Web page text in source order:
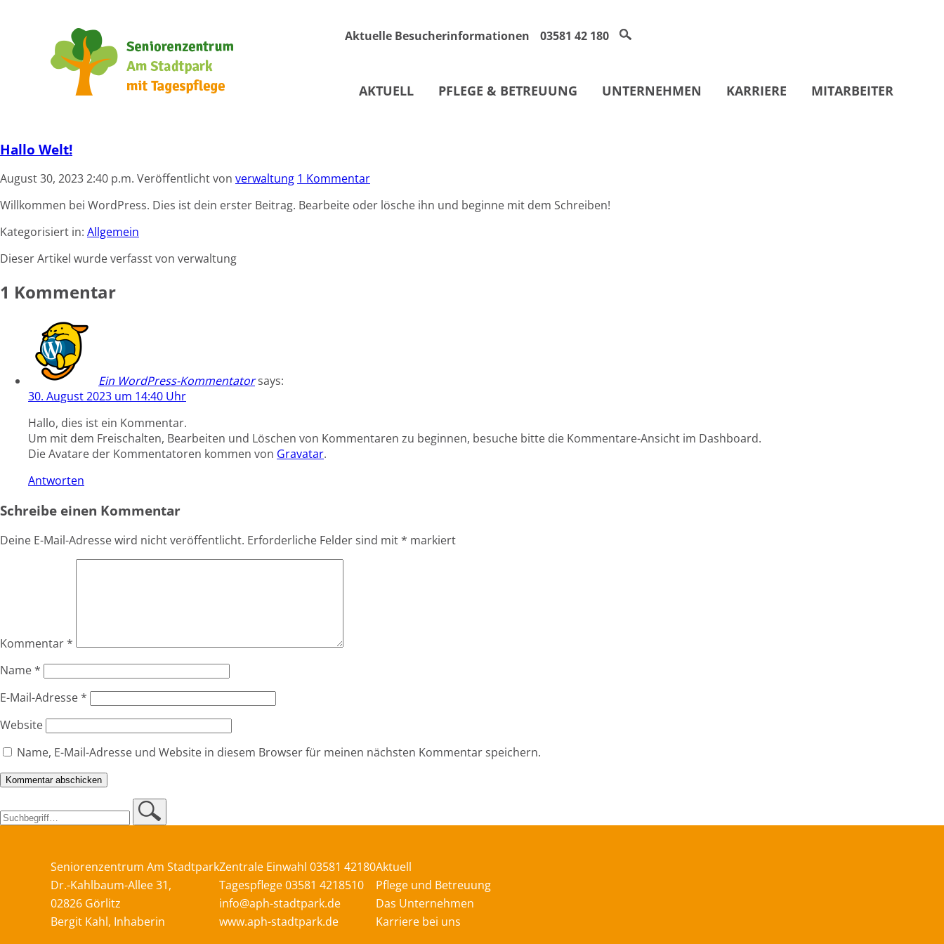
Aktuelle Besucherinformationen 03581 42 180
AKTUELL PFLEGE & BETREUUNG UNTERNEHMEN KARRIERE MITARBEITER
Hallo Welt!
August 30, 2023 2:40 p.m. Veröffentlicht von verwaltung 1 Kommentar
Willkommen bei WordPress. Dies ist dein erster Beitrag. Bearbeite oder lösche ihn und beginne mit dem Schreiben!
Kategorisiert in: Allgemein
Dieser Artikel wurde verfasst von verwaltung
1 Kommentar
Ein WordPress-Kommentatorsays:
30. August 2023 um 14:40 Uhr
Hallo, dies ist ein Kommentar.
Um mit dem Freischalten, Bearbeiten und Löschen von Kommentaren zu beginnen, besuche bitte die Kommentare-Ansicht im Dashboard.
Die Avatare der Kommentatoren kommen von Gravatar.
Antworten
Schreibe einen Kommentar
Deine E-Mail-Adresse wird nicht veröffentlicht. Erforderliche Felder sind mit* markiert
Kommentar*
Name*
E-Mail-Adresse*
Website
Name, E-Mail-Adresse und Website in diesem Browser für meinen nächsten Kommentar speichern.
Seniorenzentrum Am Stadtpark
Dr.-Kahlbaum-Allee 31,
02826 Görlitz
Bergit Kahl, Inhaberin
Zentrale Einwahl 03581 42180
Tagespflege 03581 4218510
info@aph-stadtpark.de
www.aph-stadtpark.de
Aktuell
Pflege und Betreuung
Das Unternehmen
Karriere bei uns